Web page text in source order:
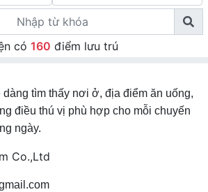
có 160 điểm lưu trú
dàng tìm thấy nơi ở, địa điểm ăn uống,
điều thú vị phù hợp cho mỗi chuyến
ngày.
Co.,Ltd